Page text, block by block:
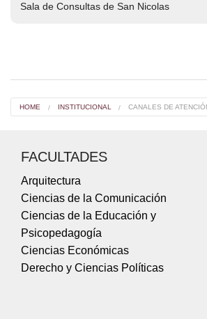
Sala de Consultas de San Nicolas
HOME INSTITUCIONAL CANALES DE
FACULTADES
Arquitectura
Ciencias de la Comunicación
Ciencias de la Educación y
Psicopedagogía
Ciencias Económicas
Derecho y Ciencias Políticas